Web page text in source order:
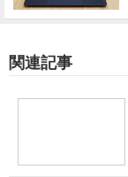
関連記事